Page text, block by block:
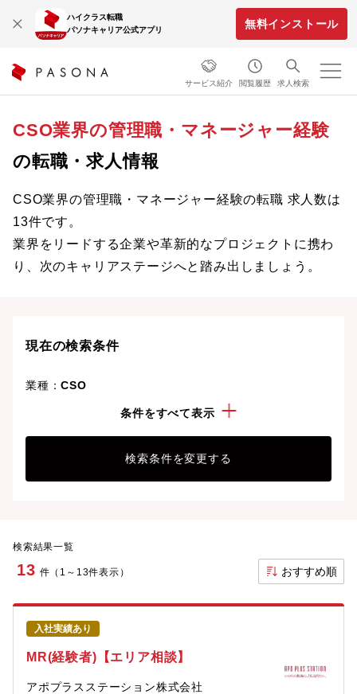
ハイクラス転職
パソナキャリア公式アプリ
無料インストール
サービス紹介 閲覧履歴 求人検索
CSO業界の管理職・マネージャー経験
の転職・求人情報
CSO業界の管理職・マネージャー経験の転職 求人数は
13件です。
業界をリードする企業や革新的なプロジェクトに携わ
り、次のキャリアステージへと踏み出しましょう。
現在の検索条件
業種：CSO
管理職・マネージャー経験
条件をすべて表示
検索条件を変更する
検索結果一覧
13 件（1～13件表示） おすすめ順
入社実績あり
MR(経験者)【エリア相談】
アポプラスステーション株式会社